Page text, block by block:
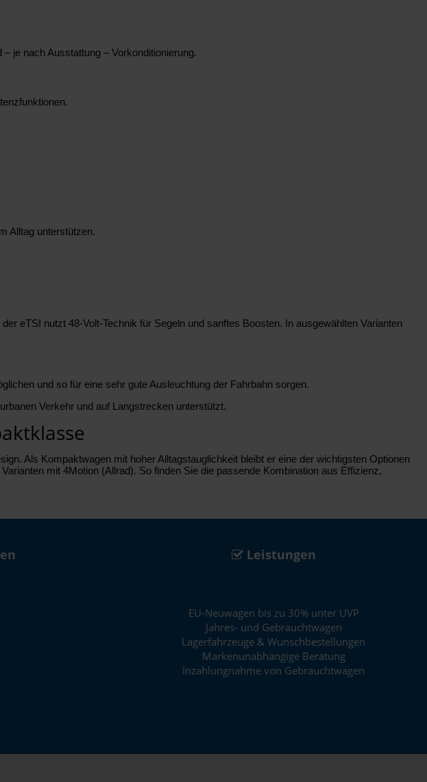
je nach Ausstattung – Vorkonditionierung.
Alltag unterstützen.
eTSI nutzt 48-Volt-Technik für Segeln und sanftes Boosten. In ausgewählten Varianten
und so für eine sehr gute Ausleuchtung der Fahrbahn sorgen.
Verkehr und auf Langstrecken unterstützt.
Als Kompaktwagen mit hoher Alltagstauglichkeit bleibt er eine der wichtigsten Optionen
mit 4Motion (Allrad). So finden Sie die passende Kombination aus Effizienz,
Leistungen
EU-Neuwagen bis zu 30% unter UVP
Jahres- und Gebrauchtwagen
Lagerfahrzeuge & Wunschbestellungen
Markenunabhängige Beratung
Inzahlungnahme von Gebrauchtwagen